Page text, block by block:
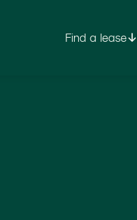
Find a lease